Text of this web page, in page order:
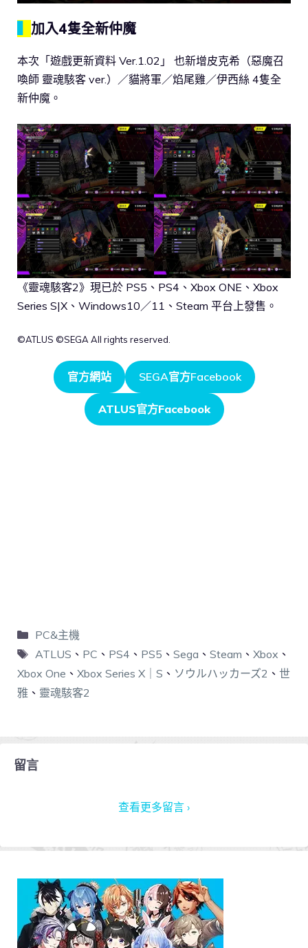
加入4隻全新仲魔
本次「遊戲更新資料 Ver.1.02」 也新增皮克希（惡魔召
喚師 靈魂駭客 ver.）／貓將軍／焰尾雞／伊西絲 4隻全
新仲魔。
《靈魂駭客2》現已於 PS5、PS4、Xbox ONE、Xbox
Series S|X、Windows10／11、Steam 平台上發售。
©ATLUS ©SEGA All rights reserved.
官方網站 SEGA官方Facebook
ATLUS官方Facebook
PC&主機
ATLUS 、 PC 、 PS4 、 PS5 、 Sega 、 Steam 、 Xbox 、
Xbox One 、 Xbox Series X｜S 、 ソウルハッカーズ2 、 世
雅 、 靈魂駭客2
留言
查看更多留言 ›